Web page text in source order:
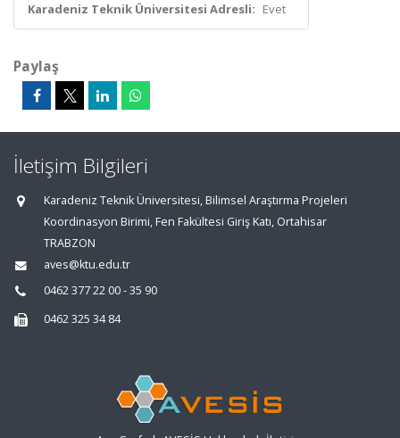
Karadeniz Teknik Üniversitesi Adresli: Evet
Paylaş
İletişim Bilgileri
Karadeniz Teknik Üniversitesi, Bilimsel Araştırma Projeleri
Koordinasyon Birimi, Fen Fakültesi Giriş Katı, Ortahisar
TRABZON
aves@ktu.edu.tr
0462 377 22 00 - 35 90
0462 325 34 84